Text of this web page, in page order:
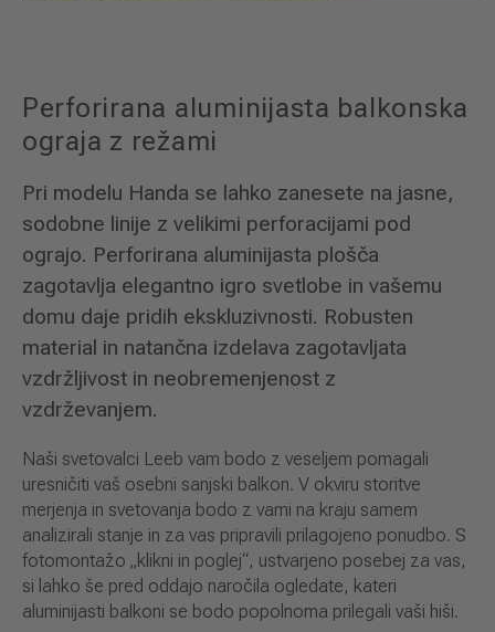
Perforirana aluminijasta balkonska
ograja z režami
Pri modelu Handa se lahko zanesete na jasne,
sodobne linije z velikimi perforacijami pod
ograjo. Perforirana aluminijasta plošča
zagotavlja elegantno igro svetlobe in vašemu
domu daje pridih ekskluzivnosti. Robusten
material in natančna izdelava zagotavljata
vzdržljivost in neobremenjenost z
vzdrževanjem.
Naši svetovalci Leeb vam bodo z veseljem pomagali
uresničiti vaš osebni sanjski balkon. V okviru storitve
merjenja in svetovanja bodo z vami na kraju samem
analizirali stanje in za vas pripravili prilagojeno ponudbo. S
fotomontažo „klikni in poglej“, ustvarjeno posebej za vas,
si lahko še pred oddajo naročila ogledate, kateri
aluminijasti balkoni se bodo popolnoma prilegali vaši hiši.